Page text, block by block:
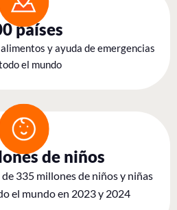
países
y ayuda de emergencias
el mundo
de niños
335 millones de niños y niñas
el mundo en 2023 y 2024